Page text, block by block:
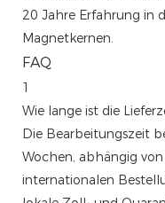
20 Jahre Erfahrung in
Magnetkernen.
FAQ
1
Wie lange ist die
Die Bearbeitungszeit
Wochen, abhängig
internationalen